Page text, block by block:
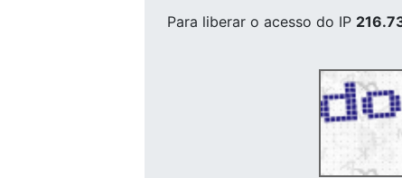
Para liberar o acesso do IP